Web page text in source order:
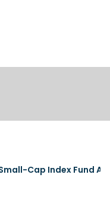
Cap Index Fund